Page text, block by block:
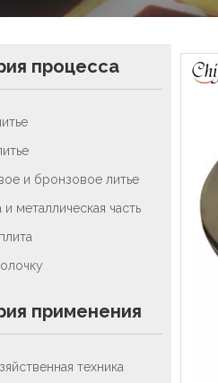
процесса
и бронзовое литье
металлическая часть
применения
техника